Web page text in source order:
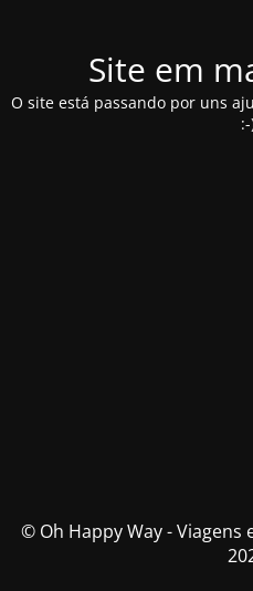
Site em
O site está passando por uns
© Oh Happy Way -